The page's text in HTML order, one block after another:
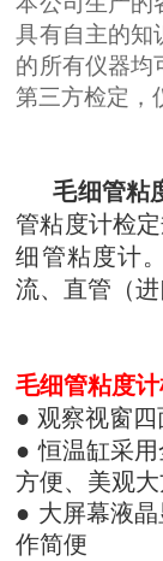
具有自主的知
的所有仪器均
第三方检定，
毛细管粘
管粘度计检
细管粘度计
流、直管（进
毛细管粘度
● 观察视窗四
● 恒温缸采
方便、美观
● 大屏幕液
作简便